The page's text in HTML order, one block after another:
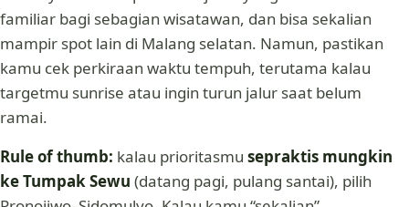
familiar bagi sebagian wisatawan, dan bisa sekalian
mampir spot lain di Malang selatan. Namun, pastikan
kamu cek perkiraan waktu tempuh, terutama kalau
targetmu sunrise atau ingin turun jalur saat belum
ramai.
Rule of thumb: kalau prioritasmu sepraktis mungkin
ke Tumpak Sewu (datang pagi, pulang santai), pilih